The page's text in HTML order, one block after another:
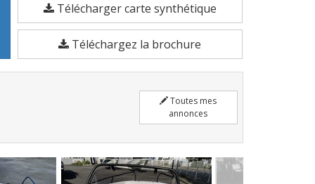
Activ
555
OPEN
est
Bateau
de
Télécharger carte synthétique
Téléchargez la brochure
Toutes mes
annonces